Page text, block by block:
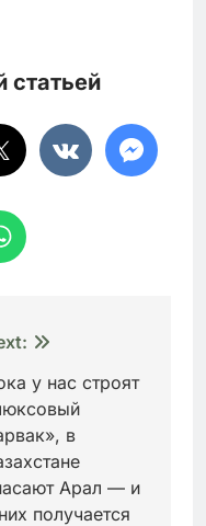
статьей
у нас строят
в
Арал — и
получается